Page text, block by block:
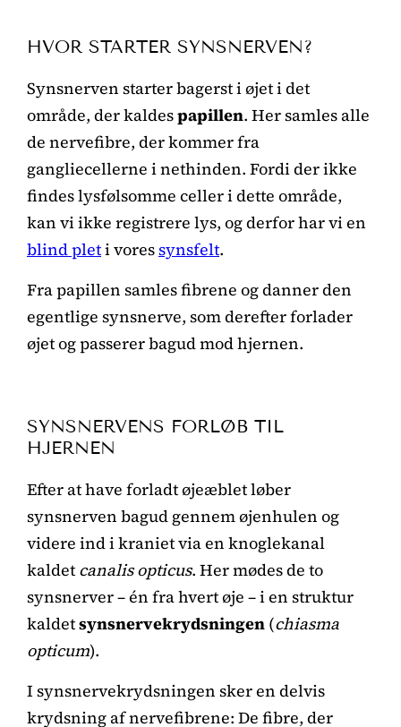
HVOR STARTER SYNSNERVEN?
Synsnerven starter bagerst i øjet i det
område, der kaldespapillen. Her samles alle
de nervefibre, der kommer fra
gangliecellerne i nethinden. Fordi der ikke
findes lysfølsomme celler i dette område,
kan vi ikke registrere lys, og derfor har vi en
blind pleti voressynsfelt.
Fra papillen samles fibrene og danner den
egentlige synsnerve, som derefter forlader
øjet og passerer bagud mod hjernen.
SYNSNERVENS FORLØB TIL
HJERNEN
Efter at have forladt øjeæblet løber
synsnerven bagud gennem øjenhulen og
videre ind i kraniet via en knoglekanal
kaldet canalis opticus. Her mødes de to
synsnerver – én fra hvert øje – i en struktur
kaldetsynsnervekrydsningen (chiasma
opticum).
I synsnervekrydsningen sker en delvis
krydsning af nervefibrene: De fibre, der